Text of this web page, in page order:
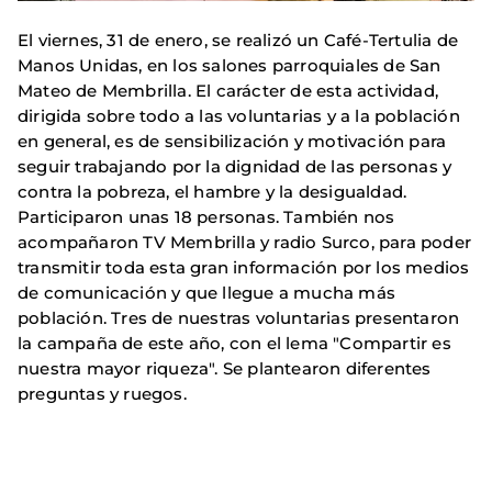
El viernes, 31 de enero, se realizó un Café-Tertulia de
Manos Unidas, en los salones parroquiales de San
Mateo de Membrilla. El carácter de esta actividad,
dirigida sobre todo a las voluntarias y a la población
en general, es de sensibilización y motivación para
seguir trabajando por la dignidad de las personas y
contra la pobreza, el hambre y la desigualdad.
Participaron unas 18 personas. También nos
acompañaron TV Membrilla y radio Surco, para poder
transmitir toda esta gran información por los medios
de comunicación y que llegue a mucha más
población. Tres de nuestras voluntarias presentaron
la campaña de este año, con el lema "Compartir es
nuestra mayor riqueza". Se plantearon diferentes
preguntas y ruegos.